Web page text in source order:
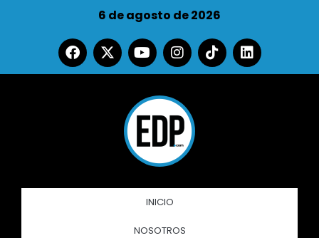
6 de agosto de 2026
INICIO
NOSOTROS